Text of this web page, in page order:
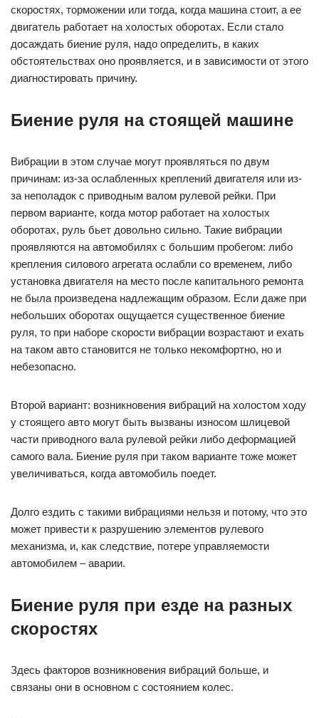
скоростях, торможении или тогда, когда машина стоит, а ее
двигатель работает на холостых оборотах. Если стало
досаждать биение руля, надо определить, в каких
обстоятельствах оно проявляется, и в зависимости от этого
диагностировать причину.
Биение руля на стоящей машине
Вибрации в этом случае могут проявляться по двум
причинам: из-за ослабленных креплений двигателя или из-
за неполадок с приводным валом рулевой рейки. При
первом варианте, когда мотор работает на холостых
оборотах, руль бьет довольно сильно. Такие вибрации
проявляются на автомобилях с большим пробегом: либо
крепления силового агрегата ослабли со временем, либо
установка двигателя на место после капитального ремонта
не была произведена надлежащим образом. Если даже при
небольших оборотах ощущается существенное биение
руля, то при наборе скорости вибрации возрастают и ехать
на таком авто становится не только некомфортно, но и
небезопасно.
Второй вариант: возникновения вибраций на холостом ходу
у стоящего авто могут быть вызваны износом шлицевой
части приводного вала рулевой рейки либо деформацией
самого вала. Биение руля при таком варианте тоже может
увеличиваться, когда автомобиль поедет.
Долго ездить с такими вибрациями нельзя и потому, что это
может привести к разрушению элементов рулевого
механизма, и, как следствие, потере управляемости
автомобилем – аварии.
Биение руля при езде на разных
скоростях
Здесь факторов возникновения вибраций больше, и
связаны они в основном с состоянием колес.